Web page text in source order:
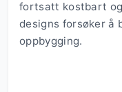
fortsatt kostbart
designs forsøker å
oppbygging.